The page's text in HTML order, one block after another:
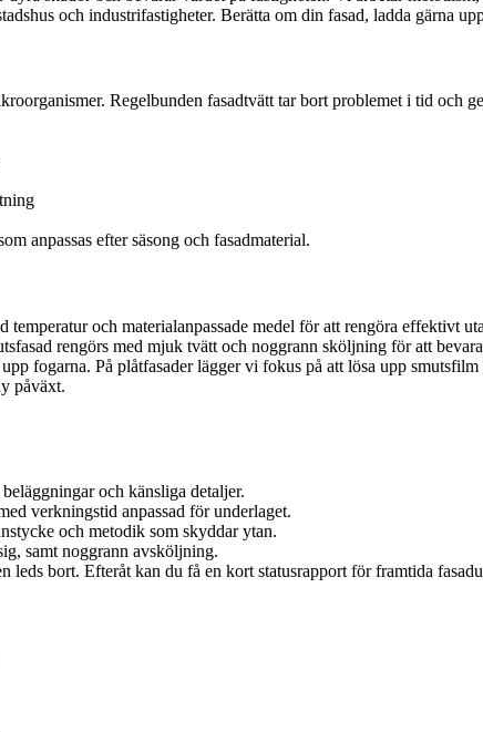
och industrifastigheter. Berätta om din fasad, ladda gärna
Regelbunden fasadtvätt tar bort problemet i tid och
anpassas efter säsong och fasadmaterial.
och materialanpassade medel för att rengöra effektivt
rengörs med mjuk tvätt och noggrann sköljning för att
fogarna. På plåtfasader lägger vi fokus på att lösa upp
påväxt.
och känsliga detaljer.
verkningstid anpassad för underlaget.
och metodik som skyddar ytan.
samt noggrann avsköljning.
bort. Efteråt kan du få en kort statusrapport för framtida